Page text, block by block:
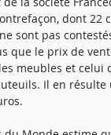
dont 22
sont pas
que le prix de
meubles et celui
Il en